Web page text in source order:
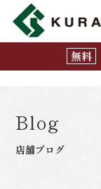
Blog
店舗ブログ